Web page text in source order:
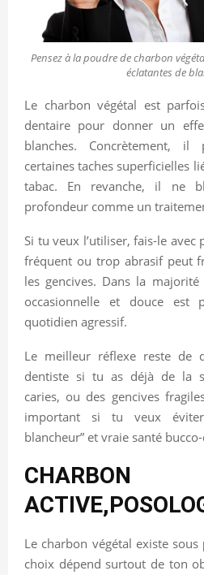
Pensez à la poudre de charbon
éclatantes de
Le charbon végétal est
dentaire pour donner un
blanches. Concrètement,
certaines taches superficielles
tabac. En revanche, il ne
profondeur comme un
Si tu veux l’utiliser, fais-le
fréquent ou trop abrasif peut
les gencives. Dans la
occasionnelle et douce est
quotidien agressif.
Le meilleur réflexe reste de
dentiste si tu as déjà de la
caries, ou des gencives
important si tu veux
blancheur” et vraie santé
CHARBON
Le charbon végétal existe sous
choix dépend surtout de ton